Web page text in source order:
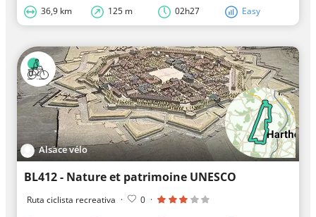
36,9 km 125 m 02h27 Easy
Alsace vélo
BL412 - Nature et patrimoine UNESCO
Ruta ciclista recreativa · 0 ·